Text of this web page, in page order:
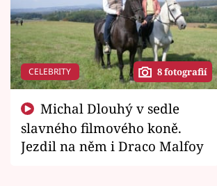
CELEBRITY 8 fotografií
slavného filmového koně.
Jezdil na něm i Draco Malfoy